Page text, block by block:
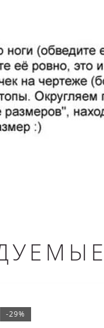
-29%